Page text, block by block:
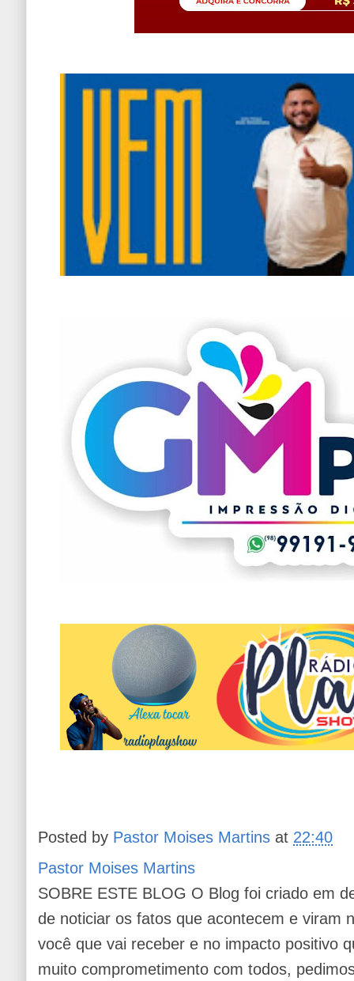
Posted by Pastor Moises Martins at 22:40
Pastor Moises Martins
SOBRE ESTE BLOG O Blog foi criado em
de noticiar os fatos que acontecem e viram
você que vai receber e no impacto positivo
muito comprometimento com todos,